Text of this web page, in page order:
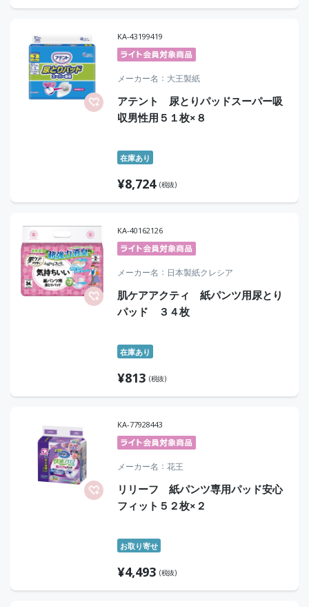
KA-43199419
メーカー名 大王製紙
アテント 尿とりパッドスーパー吸
収男性用５１枚×８
在庫あり
¥8,724 (税抜)
KA-40162126
メーカー名 日本製紙クレシア
肌ケアアクティ 紙パンツ用尿とり
パッド ３４枚
在庫あり
¥813 (税抜)
KA-77928443
メーカー名 花王
リリーフ 紙パンツ専用パッド安心
フィット５２枚×２
お取り寄せ
¥4,493 (税抜)